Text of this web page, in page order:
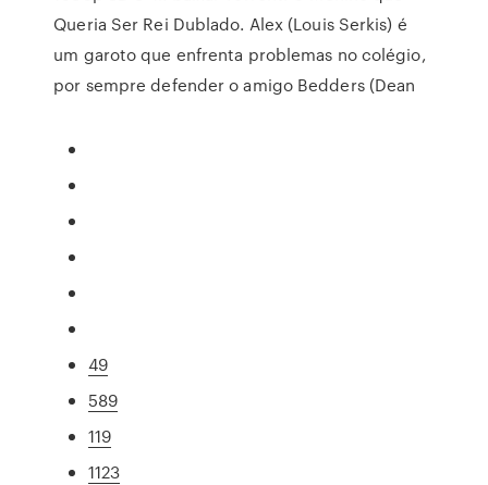
Queria Ser Rei Dublado. Alex (Louis Serkis) é
um garoto que enfrenta problemas no colégio,
por sempre defender o amigo Bedders (Dean
49
589
119
1123